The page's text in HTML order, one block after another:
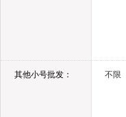
其他小号批发： 不限